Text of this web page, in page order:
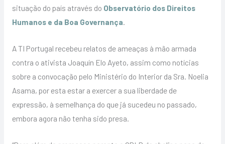
situação do país através do Observatório dos Direitos
Humanos e da Boa Governança.
A TI Portugal recebeu relatos de ameaças à mão armada
contra o ativista Joaquín Elo Ayeto, assim como notícias
sobre a convocação pelo Ministério do Interior da Sra. Noelia
Asama, por esta estar a exercer a sua liberdade de
expressão, à semelhança do que já sucedeu no passado,
embora agora não tenha sido presa.